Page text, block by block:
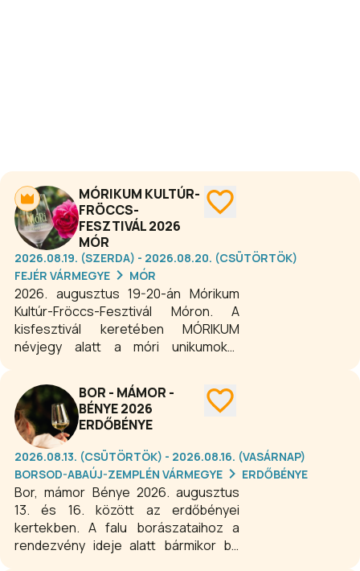
MÓRIKUM KULTÚR-
FRÖCCS-
FESZTIVÁL 2026
MÓR
2026.08.19. (SZERDA) - 2026.08.20. (CSÜTÖRTÖK)
FEJÉR VÁRMEGYE
MÓR
2026. augusztus 19-20-án Mórikum
Kultúr-Fröccs-Fesztivál Móron. A
kisfesztivál keretében MÓRIKUM
névjegy alatt a móri unikumokat
látogatóinkkal. Városunk
legemblematikusabb helyén, a
gyönyörű Lamberg-kastélyban és
csodálatos akusztikával bíró udvarán
az érdeklődők találkozhatnak a móri
kultúra színfoltjaival. Mindezt nemzeti
ünnepünk programjai, valamint
színházi események, koncertek
gazdagítják.
BOR - MÁMOR -
BÉNYE 2026
ERDŐBÉNYE
2026.08.13. (CSÜTÖRTÖK) - 2026.08.16. (VASÁRNAP)
BORSOD-ABAÚJ-ZEMPLÉN VÁRMEGYE
ERDŐBÉNYE
Bor, mámor Bénye 2026. augusztus
13. és 16. között az erdőbényei
kertekben. A falu borászataihoz a
rendezvény ideje alatt bármikor be